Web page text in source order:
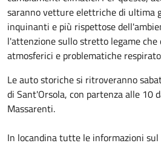
saranno vetture elettriche di ultima
inquinanti e più rispettose
l'attenzione sullo stretto legame
atmosferici e problematiche
Le auto storiche si ritroveranno
di Sant'Orsola, con partenza alle 10
Massarenti.
In locandina tutte le informazioni sul